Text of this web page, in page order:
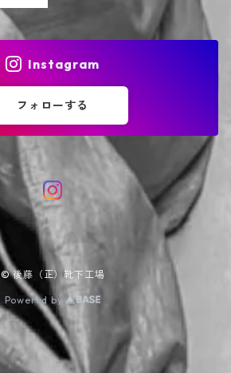
Instagram
フォローする
© 後藤（正）靴下工場
Powered by